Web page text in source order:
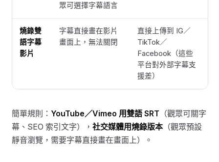
眾可選擇字幕語言
燒錄雙
語字幕
影片
字幕直接畫在影片
畫面上，無法關閉
直接上傳到 IG／
TikTok／
Facebook（這些
平台對外部字幕支
援差）
簡單規則： YouTube／Vimeo 用雙語 SRT （觀眾可關字
幕、SEO 索引文字）， 社交媒體用燒錄版本（觀眾預設
靜音瀏覽，需要字幕直接畫在畫面上）。